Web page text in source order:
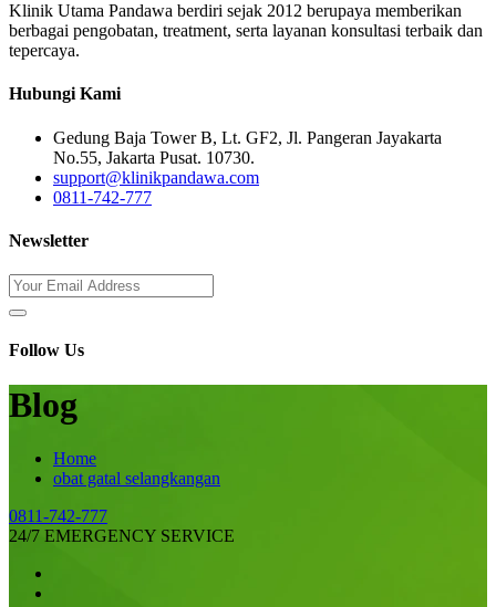
Klinik Utama Pandawa berdiri sejak 2012 berupaya memberikan
berbagai pengobatan, treatment, serta layanan konsultasi terbaik dan
tepercaya.
Hubungi Kami
Gedung Baja Tower B, Lt. GF2, Jl. Pangeran Jayakarta
No.55, Jakarta Pusat. 10730.
support@klinikpandawa.com
0811-742-777
Newsletter
Follow Us
Blog
Home
obat gatal selangkangan
0811-742-777
24/7 EMERGENCY SERVICE